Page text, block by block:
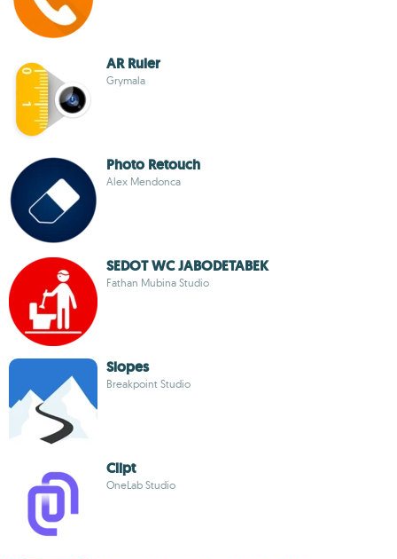
AR Ruler
Grymala
Photo Retouch
Alex Mendonca
SEDOT WC JABODETABEK
Fathan Mubina Studio
Slopes
Breakpoint Studio
Clipt
OneLab Studio